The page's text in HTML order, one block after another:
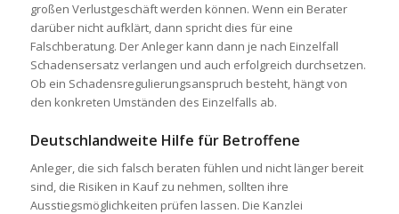
großen Verlustgeschäft werden können. Wenn ein Berater
darüber nicht aufklärt, dann spricht dies für eine
Falschberatung. Der Anleger kann dann je nach Einzelfall
Schadensersatz verlangen und auch erfolgreich durchsetzen.
Ob ein Schadensregulierungsanspruch besteht, hängt von
den konkreten Umständen des Einzelfalls ab.
Deutschlandweite Hilfe für Betroffene
Anleger, die sich falsch beraten fühlen und nicht länger bereit
sind, die Risiken in Kauf zu nehmen, sollten ihre
Ausstiegsmöglichkeiten prüfen lassen. Die Kanzlei